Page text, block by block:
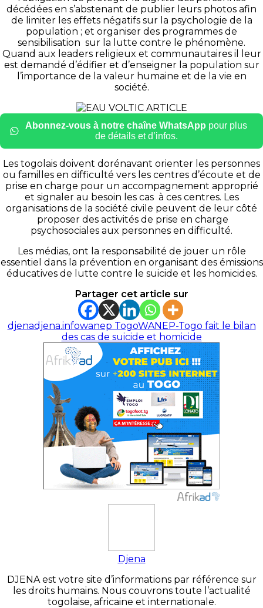
décédées en s’abstenant de publier leurs photos afin
de limiter les effets négatifs sur la psychologie de la
population ; et organiser des programmes de
sensibilisation sur la lutte contre le phénomène.
Quand aux leaders religieux et communautaires il leur
est demandé d’édifier et d’enseigner la population sur
l’importance de la valeur humaine et de la vie en
société.
Abonnez-vous à notre chaîne WhatsApp pour plus
de détails et d’infos.
Les togolais doivent dorénavant orienter les personnes
ou familles en difficulté vers les centres d’écoute et de
prise en charge pour un accompagnement approprié
et signaler au besoin les cas à ces centres. Les
organisations de la société civile peuvent de leur côté
proposer des activités de prise en charge
psychosociales aux personnes en difficulté.
Les médias, ont la responsabilité de jouer un rôle
essentiel dans la prévention en organisant des émissions
éducatives de lutte contre le suicide et les homicides.
Partager cet article sur
djenadjena.infowanep TogoWANEP-Togo fait le bilan
des cas de suicide et homicide
Djena
DJENA est votre site d’informations par référence sur
les droits humains. Nous couvrons toute l’actualité
togolaise, africaine et internationale.